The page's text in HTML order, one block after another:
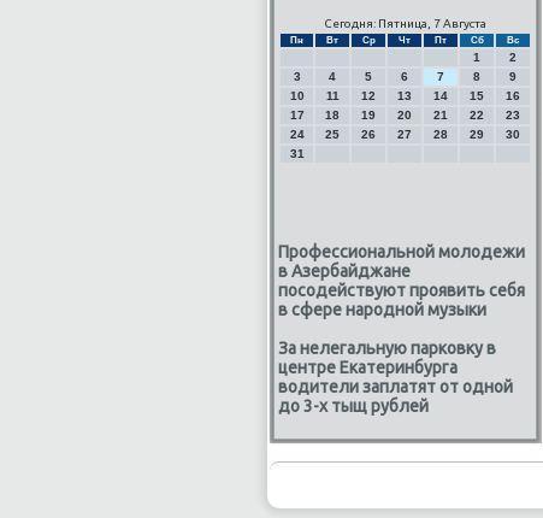
Сегодня: Пятница, 7 Августа
Пн Вт Ср Чт Пт Сб Вс
1
2
3
4 5 6 7 8
9
10
11 12 13 14 15
16
17
18 19 20 21 22
23
24
25 26 27 28 29
30
31
Профессиональной молодежи
в Азербайджане
посодействуют проявить себя
в сфере народной музыки
За нелегальную парковку в
центре Екатеринбурга
водители заплатят от одной
до 3-х тыщ рублей